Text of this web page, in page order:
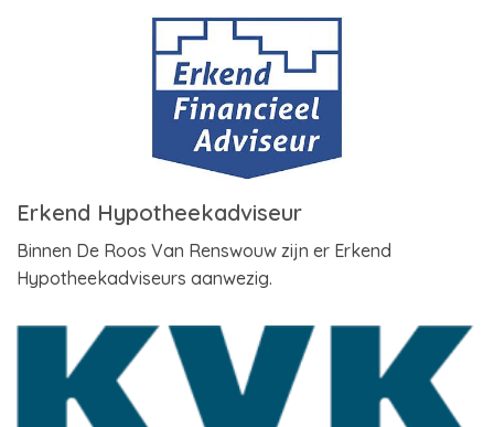
Erkend Hypotheekadviseur
Binnen De Roos Van Renswouw zijn er Erkend
Hypotheekadviseurs aanwezig.